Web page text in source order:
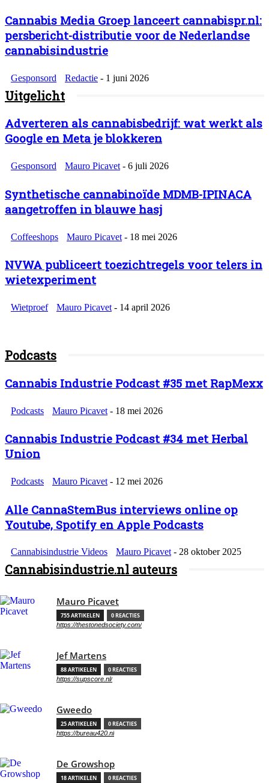
Cannabis Media Groep lanceert cannabispr.nl:
persbericht-distributie voor de Nederlandse
cannabisindustrie
Gesponsord Redactie - 1 juni 2026
Uitgelicht
Adverteren als cannabisbedrijf: wat werkt als
Google en Meta je blokkeren
Gesponsord Mauro Picavet - 6 juli 2026
Synthetische cannabinoïde MDMB-IPINACA
aangetroffen in blauwe hasj
Coffeeshops Mauro Picavet - 18 mei 2026
NVWA publiceert toezichtregels voor telers in
wietexperiment
Wietproef Mauro Picavet - 14 april 2026
Podcasts
Cannabis Industrie Podcast #35 met RapMexx
Podcasts Mauro Picavet - 18 mei 2026
Cannabis Industrie Podcast #34 met Herbal
Union
Podcasts Mauro Picavet - 12 mei 2026
Alle CannaStemBus interviews online op
Youtube, Spotify en Apple Podcasts
Cannabisindustrie Videos Mauro Picavet - 28 oktober 2025
Cannabisindustrie.nl auteurs
Mauro Picavet
755 ARTIKELEN 0 REACTIES
https://thestonedsociety.com/
Jef Martens
88 ARTIKELEN 0 REACTIES
https://supscore.nl/
Gweedo
25 ARTIKELEN 0 REACTIES
https://bureau420.nl
De Growshop
18 ARTIKELEN 0 REACTIES